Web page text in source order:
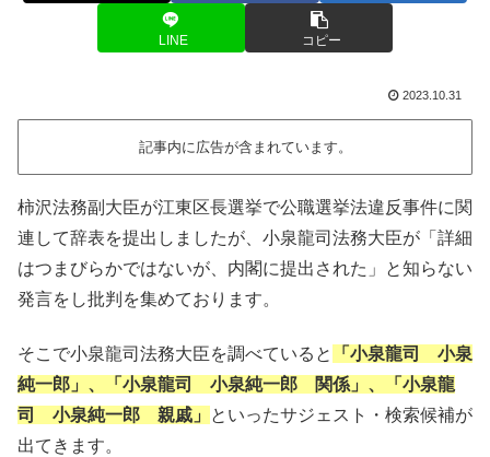
LINE コピー
2023.10.31
記事内に広告が含まれています。
柿沢法務副大臣が江東区長選挙で公職選挙法違反事件に関
連して辞表を提出しましたが、小泉龍司法務大臣が「詳細
はつまびらかではないが、内閣に提出された」と知らない
発言をし批判を集めております。
そこで小泉龍司法務大臣を調べていると
「小泉龍司 小泉
純一郎」、「小泉龍司 小泉純一郎 関係」、「小泉龍
司 小泉純一郎 親戚」
といったサジェスト・検索候補が
出てきます。